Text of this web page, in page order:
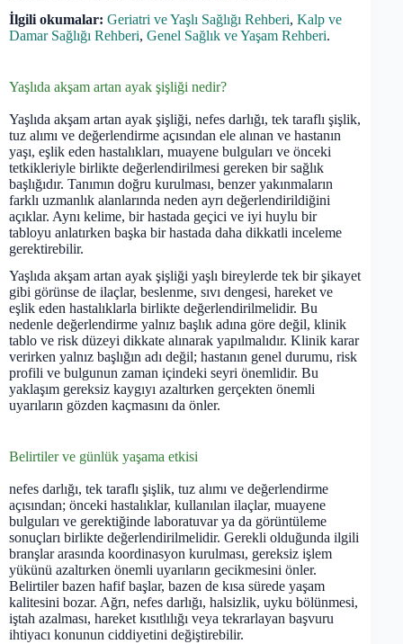
İlgili okumalar: Geriatri ve Yaşlı Sağlığı Rehberi, Kalp ve
Damar Sağlığı Rehberi, Genel Sağlık ve Yaşam Rehberi.
Yaşlıda akşam artan ayak şişliği nedir?
Yaşlıda akşam artan ayak şişliği, nefes darlığı, tek taraflı şişlik,
tuz alımı ve değerlendirme açısından ele alınan ve hastanın
yaşı, eşlik eden hastalıkları, muayene bulguları ve önceki
tetkikleriyle birlikte değerlendirilmesi gereken bir sağlık
başlığıdır. Tanımın doğru kurulması, benzer yakınmaların
farklı uzmanlık alanlarında neden ayrı değerlendirildiğini
açıklar. Aynı kelime, bir hastada geçici ve iyi huylu bir
tabloyu anlatırken başka bir hastada daha dikkatli inceleme
gerektirebilir.
Yaşlıda akşam artan ayak şişliği yaşlı bireylerde tek bir şikayet
gibi görünse de ilaçlar, beslenme, sıvı dengesi, hareket ve
eşlik eden hastalıklarla birlikte değerlendirilmelidir. Bu
nedenle değerlendirme yalnız başlık adına göre değil, klinik
tablo ve risk düzeyi dikkate alınarak yapılmalıdır. Klinik karar
verirken yalnız başlığın adı değil; hastanın genel durumu, risk
profili ve bulgunun zaman içindeki seyri önemlidir. Bu
yaklaşım gereksiz kaygıyı azaltırken gerçekten önemli
uyarıların gözden kaçmasını da önler.
Belirtiler ve günlük yaşama etkisi
nefes darlığı, tek taraflı şişlik, tuz alımı ve değerlendirme
açısından; önceki hastalıklar, kullanılan ilaçlar, muayene
bulguları ve gerektiğinde laboratuvar ya da görüntüleme
sonuçları birlikte değerlendirilmelidir. Gerekli olduğunda ilgili
branşlar arasında koordinasyon kurulması, gereksiz işlem
yükünü azaltırken önemli uyarıların gecikmesini önler.
Belirtiler bazen hafif başlar, bazen de kısa sürede yaşam
kalitesini bozar. Ağrı, nefes darlığı, halsizlik, uyku bölünmesi,
iştah azalması, hareket kısıtlılığı veya tekrarlayan başvuru
ihtiyacı konunun ciddiyetini değiştirebilir.